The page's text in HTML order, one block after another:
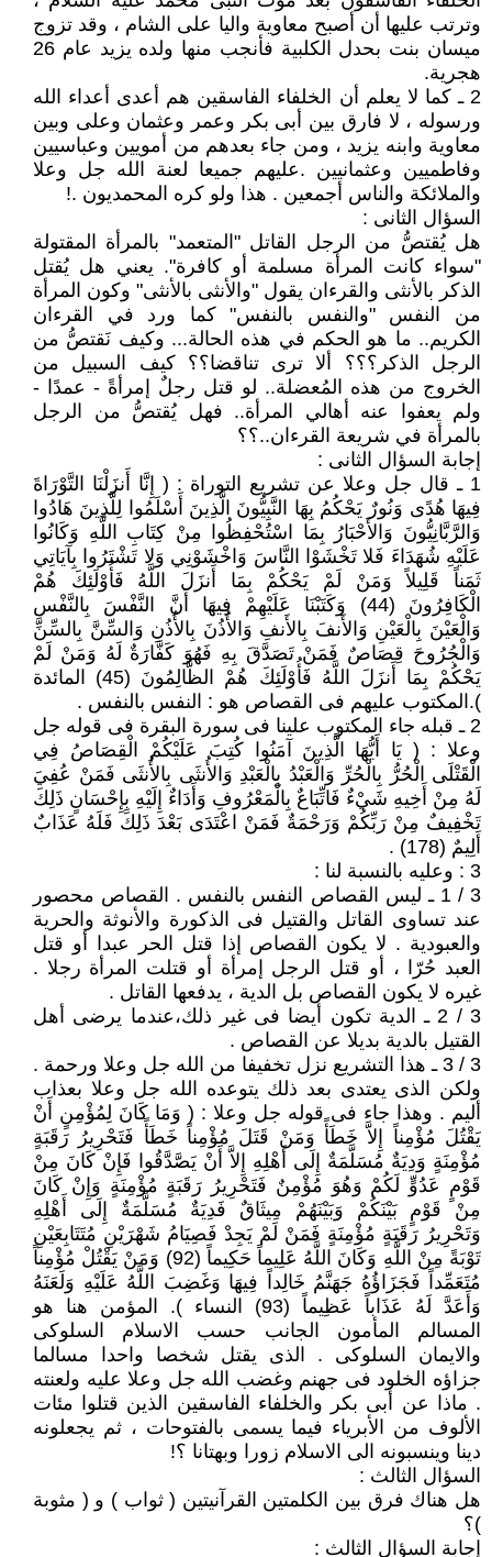
وترتب عليها أن أصبح معاوية واليا على الشام ، وقد تزوج
ميسان بنت بحدل الكلبية فأنجب منها ولده يزيد عام 26
هجرية.
2 ـ كما لا يعلم أن الخلفاء الفاسقين هم أعدى أعداء الله
ورسوله ، لا فارق بين أبى بكر وعمر وعثمان وعلى وبين
معاوية وابنه يزيد ، ومن جاء بعدهم من أمويين وعباسيين
وفاطميين وعثمانيين .عليهم جميعا لعنة الله جل وعلا
والملائكة والناس أجمعين . هذا ولو كره المحمديون .!
السؤال الثانى :
هل يُقتصُّ من الرجل القاتل "المتعمد" بالمرأة المقتولة
"سواء كانت المرأة مسلمة أو كافرة". يعني هل يُقتل
الذكر بالأنثى والقرءان يقول "والأنثى بالأنثى" وكون المرأة
من النفس "والنفس بالنفس" كما ورد في القرءان
الكريم.. ما هو الحكم في هذه الحالة... وكيف نَقتصُّ من
الرجل الذكر؟؟؟ ألا ترى تناقضا؟؟ كيف السبيل من
الخروج من هذه المُعضلة.. لو قتل رجلٌ إمرأةً - عمدًا -
ولم يعفوا عنه أهالي المرأة.. فهل يُقتصُّ من الرجل
بالمرأة في شريعة القرءان..؟؟
إجابة السؤال الثانى :
1 ـ قال جل وعلا عن تشريع التوراة : ( إِنَّا أَنزَلْنَا التَّوْرَاةَ
فِيهَا هُدًى وَنُورٌ يَحْكُمُ بِهَا النَّبِيُّونَ الَّذِينَ أَسْلَمُوا لِلَّذِينَ هَادُوا
وَالرَّبَّانِيُّونَ وَالأَحْبَارُ بِمَا اسْتُحْفِظُوا مِنْ كِتَابِ اللَّهِ وَكَانُوا
عَلَيْهِ شُهَدَاءَ فَلا تَخْشَوْا النَّاسَ وَاخْشَوْنِي وَلا تَشْتَرُوا بِآيَاتِي
ثَمَناً قَلِيلاً وَمَنْ لَمْ يَحْكُمْ بِمَا أَنزَلَ اللَّهُ فَأُوْلَئِكَ هُمْ
الْكَافِرُونَ (44) وَكَتَبْنَا عَلَيْهِمْ فِيهَا أَنَّ النَّفْسَ بِالنَّفْسِ
وَالْعَيْنَ بِالْعَيْنِ وَالأَنفَ بِالأَنفِ وَالأُذُنَ بِالأُذُنِ وَالسِّنَّ بِالسِّنِّ
وَالْجُرُوحَ قِصَاصٌ فَمَنْ تَصَدَّقَ بِهِ فَهُوَ كَفَّارَةٌ لَهُ وَمَنْ لَمْ
يَحْكُمْ بِمَا أَنزَلَ اللَّهُ فَأُوْلَئِكَ هُمْ الظَّالِمُونَ (45) المائدة
).المكتوب عليهم فى القصاص هو : النفس بالنفس .
2 ـ قبله جاء المكتوب علينا فى سورة البقرة فى قوله جل
وعلا : ( يَا أَيُّهَا الَّذِينَ آمَنُوا كُتِبَ عَلَيْكُمْ الْقِصَاصُ فِي
الْقَتْلَى الْحُرُّ بِالْحُرِّ وَالْعَبْدُ بِالْعَبْدِ وَالأُنثَى بِالأُنثَى فَمَنْ عُفِيَ
لَهُ مِنْ أَخِيهِ شَيْءٌ فَاتِّبَاعٌ بِالْمَعْرُوفِ وَأَدَاءٌ إِلَيْهِ بِإِحْسَانٍ ذَلِكَ
تَخْفِيفٌ مِنْ رَبِّكُمْ وَرَحْمَةٌ فَمَنْ اعْتَدَى بَعْدَ ذَلِكَ فَلَهُ عَذَابٌ
أَلِيمٌ (178) .
3 : وعليه بالنسبة لنا :
3 / 1 ـ ليس القصاص النفس بالنفس . القصاص محصور
عند تساوى القاتل والقتيل فى الذكورة والأنوثة والحرية
والعبودية . لا يكون القصاص إذا قتل الحر عبدا أو قتل
العبد حُرّا ، أو قتل الرجل إمرأة أو قتلت المرأة رجلا .
غيره لا يكون القصاص بل الدية ، يدفعها القاتل .
3 / 2 ـ الدية تكون أيضا فى غير ذلك،عندما يرضى أهل
القتيل بالدية بديلا عن القصاص .
3 / 3 ـ هذا التشريع نزل تخفيفا من الله جل وعلا ورحمة .
ولكن الذى يعتدى بعد ذلك يتوعده الله جل وعلا بعذاب
أليم . وهذا جاء فى قوله جل وعلا : ( وَمَا كَانَ لِمُؤْمِنٍ أَنْ
يَقْتُلَ مُؤْمِناً إِلاَّ خَطَأً وَمَنْ قَتَلَ مُؤْمِناً خَطَأً فَتَحْرِيرُ رَقَبَةٍ
مُؤْمِنَةٍ وَدِيَةٌ مُسَلَّمَةٌ إِلَى أَهْلِهِ إِلاَّ أَنْ يَصَّدَّقُوا فَإِنْ كَانَ مِنْ
قَوْمٍ عَدُوٍّ لَكُمْ وَهُوَ مُؤْمِنٌ فَتَحْرِيرُ رَقَبَةٍ مُؤْمِنَةٍ وَإِنْ كَانَ
مِنْ قَوْمٍ بَيْنَكُمْ وَبَيْنَهُمْ مِيثَاقٌ فَدِيَةٌ مُسَلَّمَةٌ إِلَى أَهْلِهِ
وَتَحْرِيرُ رَقَبَةٍ مُؤْمِنَةٍ فَمَنْ لَمْ يَجِدْ فَصِيَامُ شَهْرَيْنِ مُتَتَابِعَيْنِ
تَوْبَةً مِنْ اللَّهِ وَكَانَ اللَّهُ عَلِيماً حَكِيماً (92) وَمَنْ يَقْتُلْ مُؤْمِناً
مُتَعَمِّداً فَجَزَاؤُهُ جَهَنَّمُ خَالِداً فِيهَا وَغَضِبَ اللَّهُ عَلَيْهِ وَلَعَنَهُ
وَأَعَدَّ لَهُ عَذَاباً عَظِيماً (93) النساء ). المؤمن هنا هو
المسالم المأمون الجانب حسب الاسلام السلوكى
والايمان السلوكى . الذى يقتل شخصا واحدا مسالما
جزاؤه الخلود فى جهنم وغضب الله جل وعلا عليه ولعنته
. ماذا عن أبى بكر والخلفاء الفاسقين الذين قتلوا مئات
الألوف من الأبرياء فيما يسمى بالفتوحات ، ثم يجعلونه
دينا وينسبونه الى الاسلام زورا وبهتانا ؟!
السؤال الثالث :
هل هناك فرق بين الكلمتين القرآنيتين ( ثواب ) و ( مثوبة
)؟
إجابة السؤال الثالث :